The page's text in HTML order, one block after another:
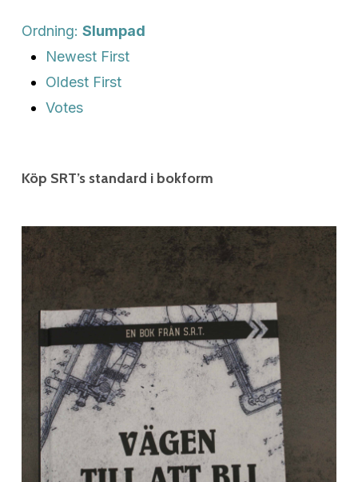
Ordning: Slumpad
Newest First
Oldest First
Votes
Köp SRT’s standard i bokform